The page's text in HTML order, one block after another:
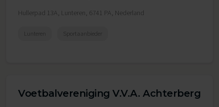
Hullerpad 13A, Lunteren, 6741 PA, Nederland
Lunteren Sportaanbieder
Voetbalvereniging V.V.A. Achterberg